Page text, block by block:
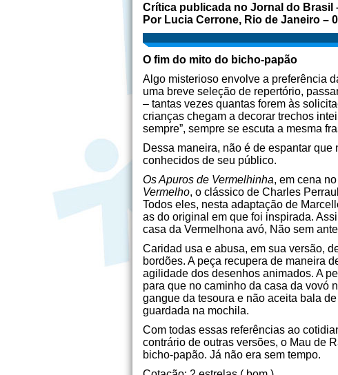
Crítica publicada no Jornal do Brasil
Por Lucia Cerrone, Rio de Janeiro –
O fim do mito do bicho-papão
Algo misterioso envolve a preferência
uma breve seleção de repertório,
– tantas vezes quantas forem às
crianças chegam a decorar trechos
sempre”, sempre se escuta a mesma
Dessa maneira, não é de espantar
conhecidos de seu público.
Os Apuros de Vermelhinha, em cena
Vermelho, o clássico de Charles
Todos eles, nesta adaptação de
as do original em que foi inspirada.
casa da Vermelhona avó, Não sem
Caridad usa e abusa, em sua versão,
bordões. A peça recupera de maneira
agilidade dos desenhos animados. A
para que no caminho da casa da vovó
gangue da tesoura e não aceita bala
guardada na mochila.
Com todas essas referências ao
contrário de outras versões, o Mau de
bicho-papão. Já não era sem tempo.